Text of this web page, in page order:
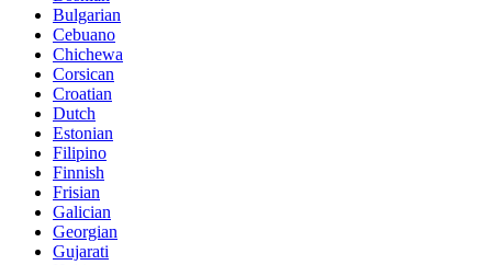
Bulgarian
Cebuano
Chichewa
Corsican
Croatian
Dutch
Estonian
Filipino
Finnish
Frisian
Galician
Georgian
Gujarati